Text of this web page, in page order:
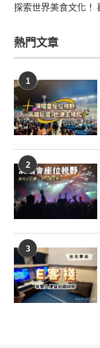
探索世界美食文化
熱門文章
1
2
3